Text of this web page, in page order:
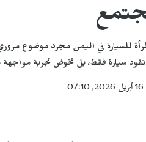
للسيارة في اليمن مجرد موضوع
سيارة فقط، بل تخوض تجربة مواجهة